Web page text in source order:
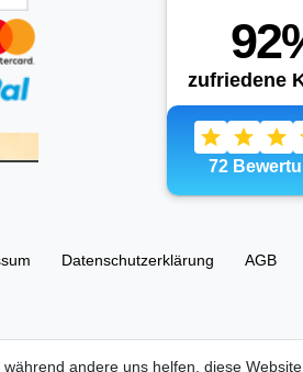
Daten­schutz­erklärung AGB
andere uns helfen, diese Website